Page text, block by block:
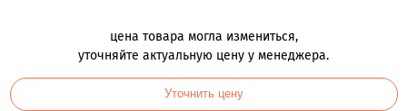
цена товара могла измениться,
уточняйте актуальную цену у менеджера.
Уточнить цену